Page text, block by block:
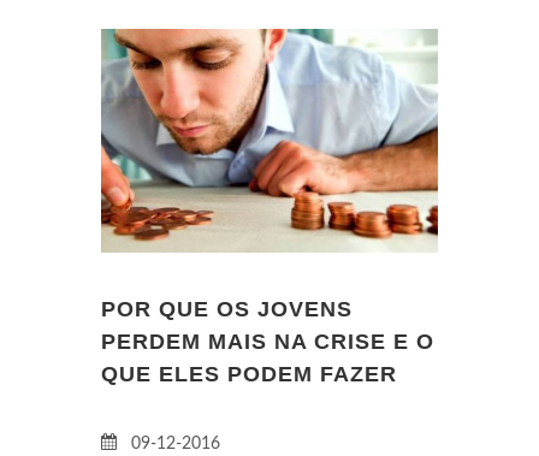
POR QUE OS JOVENS
PERDEM MAIS NA CRISE E O
QUE ELES PODEM FAZER
09-12-2016